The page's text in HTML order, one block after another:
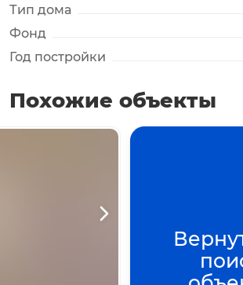
Тип дома
Фонд
Год постройки
Похожие объекты
Нажмите для
Нажмите для
Нажмите